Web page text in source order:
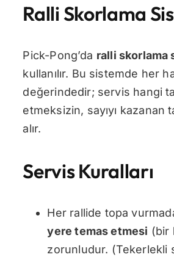
Ralli Skorlama
Pick-Pong’da ralli skorlama
kullanılır. Bu sistemde her
değerindedir; servis hangi
etmeksizin, sayıyı kazanan
alır.
Servis Kuralları
Her rallide topa
yere temas etmesi (bir
zorunludur. (Tekerlekli